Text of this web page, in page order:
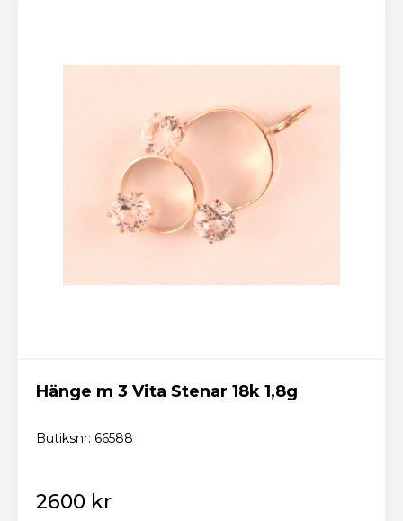
Hänge m 3 Vita Stenar 18k 1,8g
Butiksnr: 66588
2600 kr